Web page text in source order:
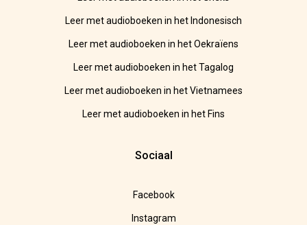
Leer met audioboeken in het Indonesisch
Leer met audioboeken in het Oekraïens
Leer met audioboeken in het Tagalog
Leer met audioboeken in het Vietnamees
Leer met audioboeken in het Fins
Sociaal
Facebook
Instagram